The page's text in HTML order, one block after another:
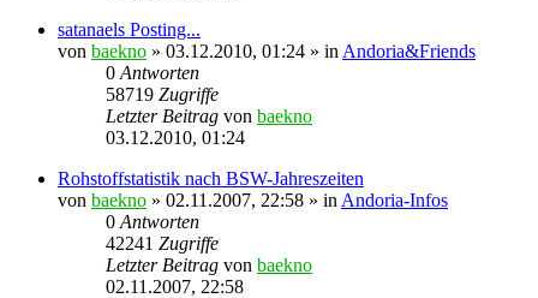
satanaels Posting...
von baekno » 03.12.2010, 01:24 » in Andoria&Friends
0 Antworten
58719 Zugriffe
Letzter Beitrag von baekno
03.12.2010, 01:24
Rohstoffstatistik nach BSW-Jahreszeiten
von baekno » 02.11.2007, 22:58 » in Andoria-Infos
0 Antworten
42241 Zugriffe
Letzter Beitrag von baekno
02.11.2007, 22:58